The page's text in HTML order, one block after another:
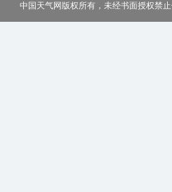
中国天气网版权所有，未经书面授权